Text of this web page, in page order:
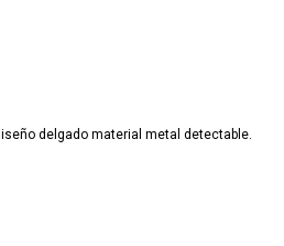
delgado material metal detectable.